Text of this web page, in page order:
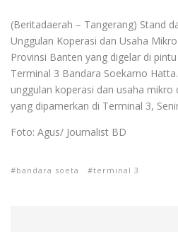
(Beritadaerah – Tangerang) Stand
Unggulan Koperasi dan Usaha
Provinsi Banten yang digelar di
Terminal 3 Bandara Soekarno
unggulan koperasi dan usaha
yang dipamerkan di Terminal 3,
Foto: Agus/ Journalist BD
bandara soeta terminal 3